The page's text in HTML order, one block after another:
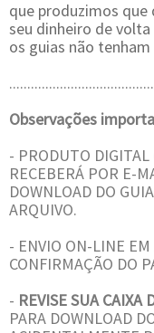
que produzimos
seu dinheiro de
os guias não
Observações
- PRODUTO
RECEBERÁ POR E-
DOWNLOAD DO
ARQUIVO.
- ENVIO ON-LINE
CONFIRMAÇÃO DO
- REVISE SUA CAIXA
PARA DOWNLOAD